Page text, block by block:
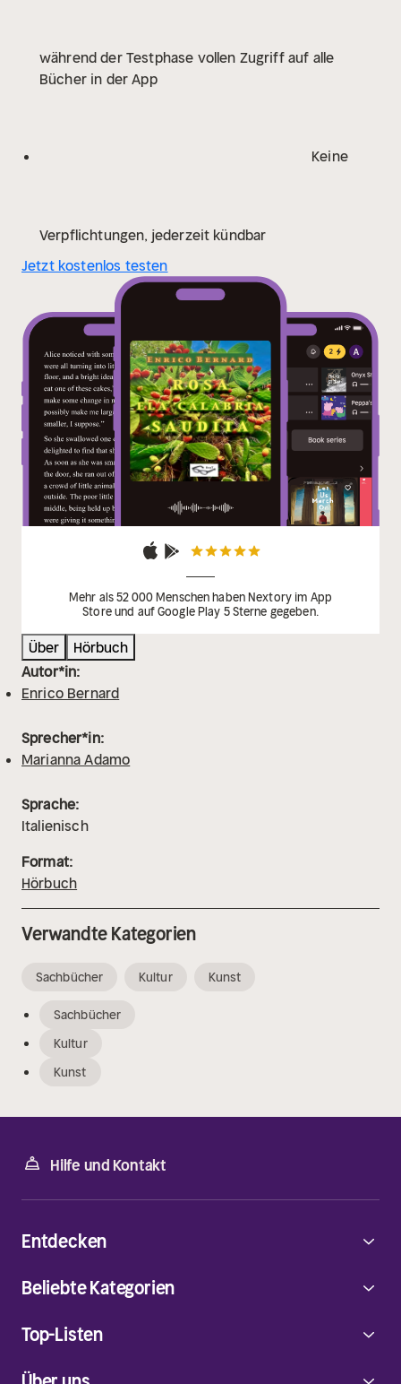
während der Testphase vollen Zugriff auf alle
Bücher in der App
Keine
Verpflichtungen, jederzeit kündbar
Jetzt kostenlos testen
Mehr als 52 000 Menschen haben Nextory im App
Store und auf Google Play 5 Sterne gegeben.
Über
Hörbuch
Autor*in:
Enrico Bernard
Sprecher*in:
Marianna Adamo
Sprache:
Italienisch
Format:
Hörbuch
Verwandte Kategorien
Sachbücher Kultur Kunst
Sachbücher
Kultur
Kunst
Hilfe und Kontakt
Entdecken
Beliebte Kategorien
Top-Listen